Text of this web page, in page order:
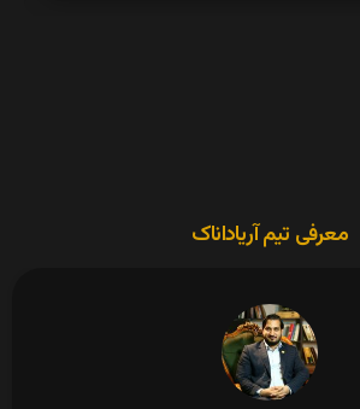
معرفی تیم آریاداناک